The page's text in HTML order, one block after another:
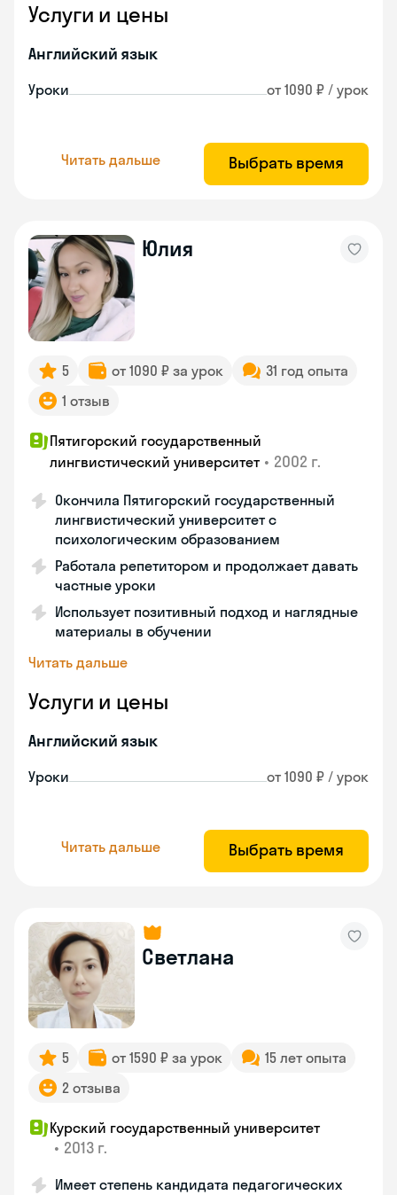
Услуги и цены
Английский язык
Уроки от 1090 ₽ / урок
Читать дальше Выбрать время
Юлия
5 от 1090 ₽ за урок
31 год опыта
1 отзыв
Пятигорский государственный
лингвистический университет • 2002 г.
Окончила Пятигорский государственный
лингвистический университет с
психологическим образованием
Работала репетитором и продолжает давать
частные уроки
Использует позитивный подход и наглядные
материалы в обучении
Читать дальше
Услуги и цены
Английский язык
Уроки от 1090 ₽ / урок
Читать дальше Выбрать время
Светлана
5 от 1590 ₽ за урок
15 лет опыта
2 отзыва
Курский государственный университет
• 2013 г.
Имеет степень кандидата педагогических